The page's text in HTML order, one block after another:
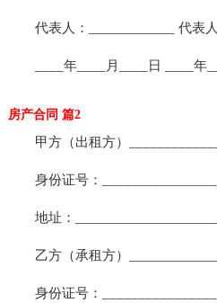
代表人：____________ 代表人
____年____月____日 ____年
房产合同 篇2
甲方（出租方）_____________
身份证号：________________
地址：____________________
乙方（承租方）_____________
身份证号：________________